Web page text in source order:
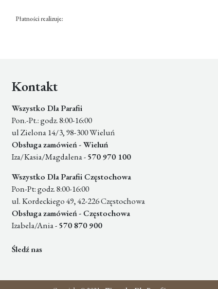
Płatności realizuje:
Kontakt
Wszystko Dla Parafii
Pon.-Pt.: godz. 8:00-16:00
ul Zielona 14/3, 98-300 Wieluń
Obsługa zamówień - Wieluń
Iza/Kasia/Magdalena - 570 970 100
Wszystko Dla Parafii Częstochowa
Pon-Pt: godz. 8:00-16:00
ul. Kordeckiego 49, 42-226 Częstochowa
Obsługa zamówień - Częstochowa
Izabela/Ania - 570 870 900
Śledź nas